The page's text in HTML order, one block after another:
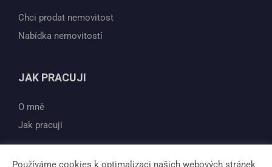
Chci prodat nemovitost
Nabídka nemovitostí
JAK PRACUJI
O mně
Jak pracuji
Používáme cookies k optimalizaci našich webových stránek